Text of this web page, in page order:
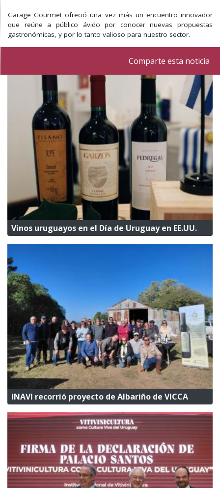
Garage Gourmet ofreció una vez más un encuentro innovador
que reúne a público ávido por conocer nuevas propuestas
gastronómicas, y por lo tanto valioso para nuestro sector.
Comparte esta noticia
Vinos uruguayos en el Día de Uruguay en EE.UU.
INAVI recorrió proyecto de Albariño de VICCA